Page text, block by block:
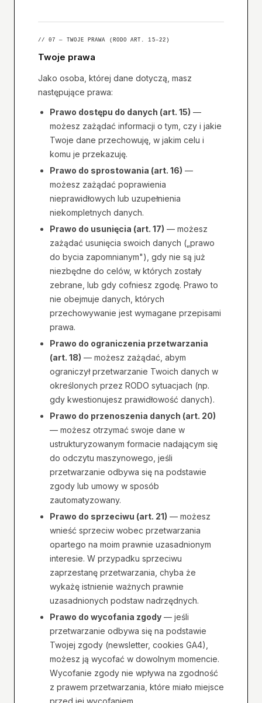
// 07 — TWOJE PRAWA (RODO ART. 15–22)
Twoje prawa
Jako osoba, której dane dotyczą, masz
następujące prawa:
Prawo dostępu do danych (art. 15) —
możesz zażądać informacji o tym, czy i jakie
Twoje dane przechowuję, w jakim celu i
komu je przekazuję.
Prawo do sprostowania (art. 16) —
możesz zażądać poprawienia
nieprawidłowych lub uzupełnienia
niekompletnych danych.
Prawo do usunięcia (art. 17) — możesz
zażądać usunięcia swoich danych („prawo
do bycia zapomnianym"), gdy nie są już
niezbędne do celów, w których zostały
zebrane, lub gdy cofniesz zgodę. Prawo to
nie obejmuje danych, których
przechowywanie jest wymagane przepisami
prawa.
Prawo do ograniczenia przetwarzania
(art. 18) — możesz zażądać, abym
ograniczył przetwarzanie Twoich danych w
określonych przez RODO sytuacjach (np.
gdy kwestionujesz prawidłowość danych).
Prawo do przenoszenia danych (art. 20)
— możesz otrzymać swoje dane w
ustrukturyzowanym formacie nadającym się
do odczytu maszynowego, jeśli
przetwarzanie odbywa się na podstawie
zgody lub umowy w sposób
zautomatyzowany.
Prawo do sprzeciwu (art. 21) — możesz
wnieść sprzeciw wobec przetwarzania
opartego na moim prawnie uzasadnionym
interesie. W przypadku sprzeciwu
zaprzestanę przetwarzania, chyba że
wykażę istnienie ważnych prawnie
uzasadnionych podstaw nadrzędnych.
Prawo do wycofania zgody — jeśli
przetwarzanie odbywa się na podstawie
Twojej zgody (newsletter, cookies GA4),
możesz ją wycofać w dowolnym momencie.
Wycofanie zgody nie wpływa na zgodność
z prawem przetwarzania, które miało miejsce
przed jej wycofaniem.